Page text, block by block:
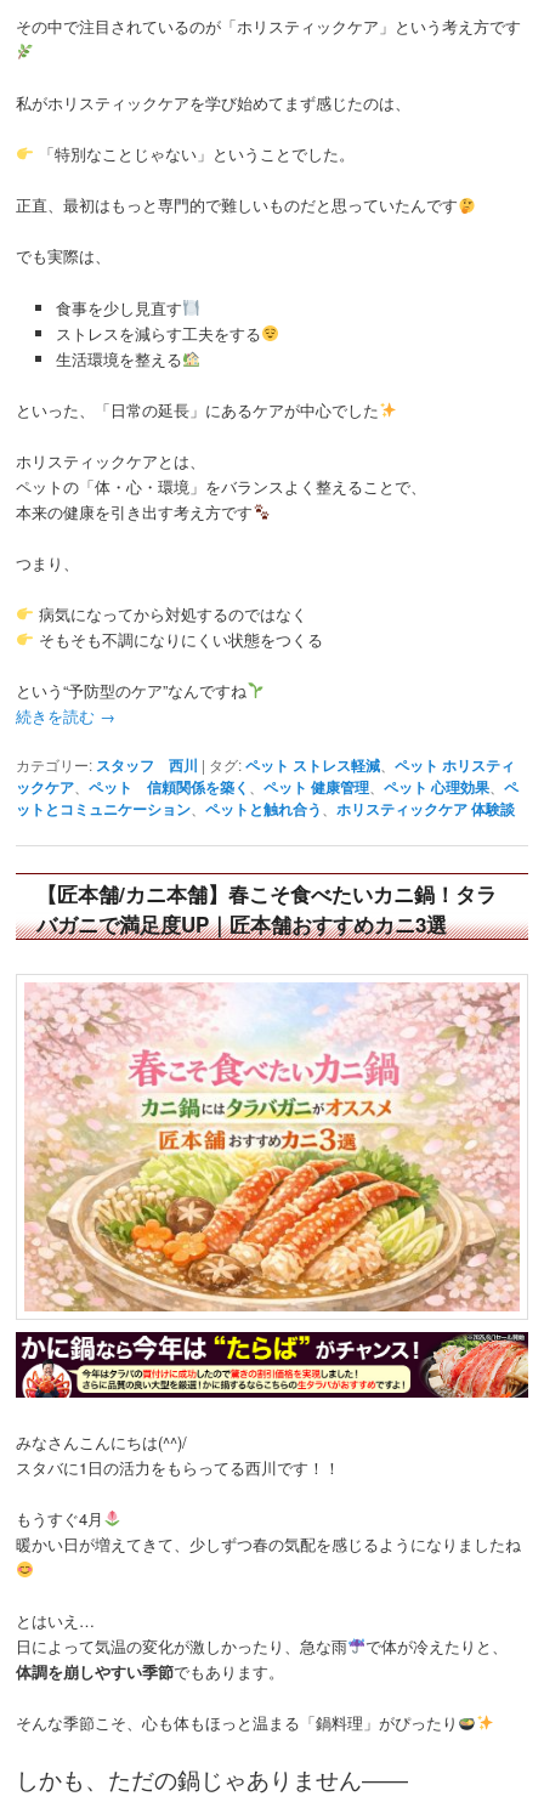
その中で注目されているのが「ホリスティックケア」という考え方です
私がホリスティックケアを学び始めてまず感じたのは、
「特別なことじゃない」ということでした。
正直、最初はもっと専門的で難しいものだと思っていたんです
でも実際は、
食事を少し見直す
ストレスを減らす工夫をする
生活環境を整える
といった、「日常の延長」にあるケアが中心でした
ホリスティックケアとは、
ペットの「体・心・環境」をバランスよく整えることで、
本来の健康を引き出す考え方です
つまり、
病気になってから対処するのではなく
そもそも不調になりにくい状態をつくる
という“予防型のケア”なんですね
続きを読む →
カテゴリー: スタッフ 西川 | タグ: ペット ストレス軽減 、ペット ホリスティ
ックケア 、ペット 信頼関係を築く 、ペット 健康管理 、ペット 心理効果 、ペ
ットとコミュニケーション 、ペットと触れ合う 、ホリスティックケア 体験談
【匠本舗/カニ本舗】春こそ食べたいカニ鍋！タラ
バガニで満足度UP｜匠本舗おすすめカニ3選
みなさんこんにちは(^^)/
スタバに1日の活力をもらってる西川です！！
もうすぐ4月
暖かい日が増えてきて、少しずつ春の気配を感じるようになりましたね
とはいえ…
日によって気温の変化が激しかったり、急な雨
で体が冷えたりと、
体調を崩しやすい季節でもあります。
そんな季節こそ、心も体もほっと温まる「鍋料理」がぴったり
しかも、ただの鍋じゃありません――